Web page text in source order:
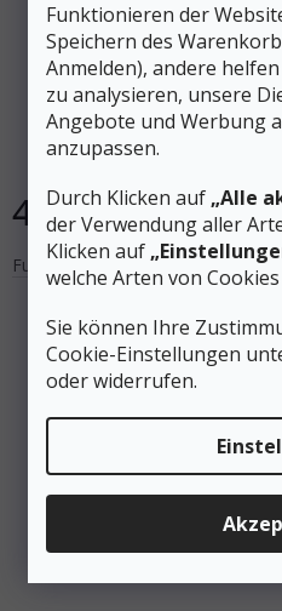
Funktionieren der
Speichern des
Anmelden), andere
zu analysieren, unsere
Angebote und Werbung
anzupassen.
Durch Klicken auf „Alle
der Verwendung aller
Klicken auf
welche Arten von
Sie können Ihre
Cookie-Einstellungen
oder widerrufen.
YATE Fußwärmer
4 €
Fußwärmer